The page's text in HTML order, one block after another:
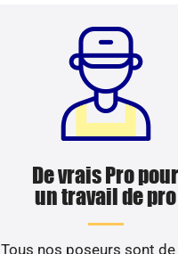
De vrais Pro pour
un travail de pro
Tous nos poseurs sont de